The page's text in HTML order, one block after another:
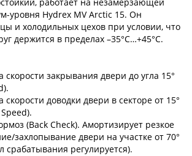
работает на незамерзающей
уровня Hydrex MV Arctic 15. Он
и холодильных цехов при условии, что
держится в пределах –35°С…+45°С.
скорости закрывания двери до угла 15°
скорости доводки двери в секторе от 15°
(Back Check). Амортизирует резкое
захлопывание двери на участке от 70°
срабатывания регулируется).